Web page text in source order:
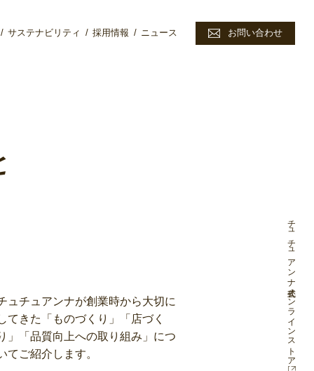
サステナビリティ 採用情報 ニュース お問い合わせ
ュチュアンナが創業時から大切に
てきた「ものづくり」「店づく
」「品質向上への取り組み」につ
てご紹介します。
チュチュアンナ公式オンラインストア